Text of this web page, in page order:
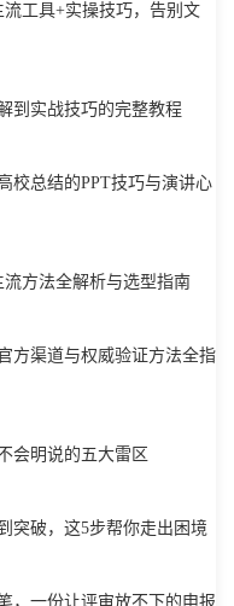
工具+实操技巧，告别文
到实战技巧的完整教程
校总结的PPT技巧与演讲心
方法全解析与选型指南
方渠道与权威验证方法全指
会明说的五大雷区
突破，这5步帮你走出困境
，一份让评审放不下的申报